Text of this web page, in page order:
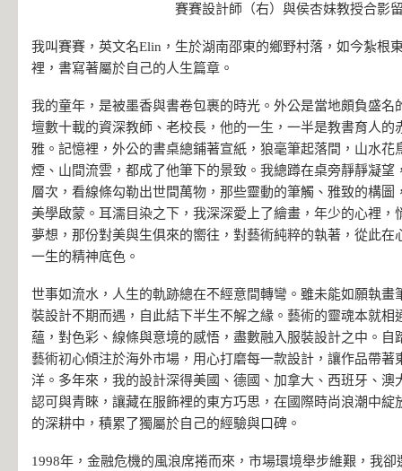
賽賽設計師（右）與侯杏妹教授合影
我叫賽賽，英文名Elin，生於湖南邵東的鄉野村落，如今紮根
裡，書寫著屬於自己的人生篇章。
我的童年，是被墨香與書卷包裹的時光。外公是當地頗負盛名
壇數十載的資深教師、老校長，他的一生，一半是教書育人的
雅。記憶裡，外公的書桌總鋪著宣紙，狼毫筆起落間，山水花
煙、山間流雲，都成了他筆下的景致。我總蹲在桌旁靜靜凝望
層次，看線條勾勒出世間萬物，那些靈動的筆觸、雅致的構圖
美學啟蒙。耳濡目染之下，我深深愛上了繪畫，年少的心裡，
夢想，那份對美與生俱來的嚮往，對藝術純粹的執著，從此在
一生的精神底色。
世事如流水，人生的軌跡總在不經意間轉彎。雖未能如願執畫
裝設計不期而遇，自此結下半生不解之緣。藝術的靈魂本就相
蘊，對色彩、線條與意境的感悟，盡數融入服裝設計之中。自
藝術初心傾注於海外市場，用心打磨每一款設計，讓作品帶著
洋。多年來，我的設計深得美國、德國、加拿大、西班牙、澳
認可與青睞，讓藏在服飾裡的東方巧思，在國際時尚浪潮中綻
的深耕中，積累了獨屬於自己的經驗與口碑。
1998年，金融危機的風浪席捲而來，市場環境舉步維艱，我